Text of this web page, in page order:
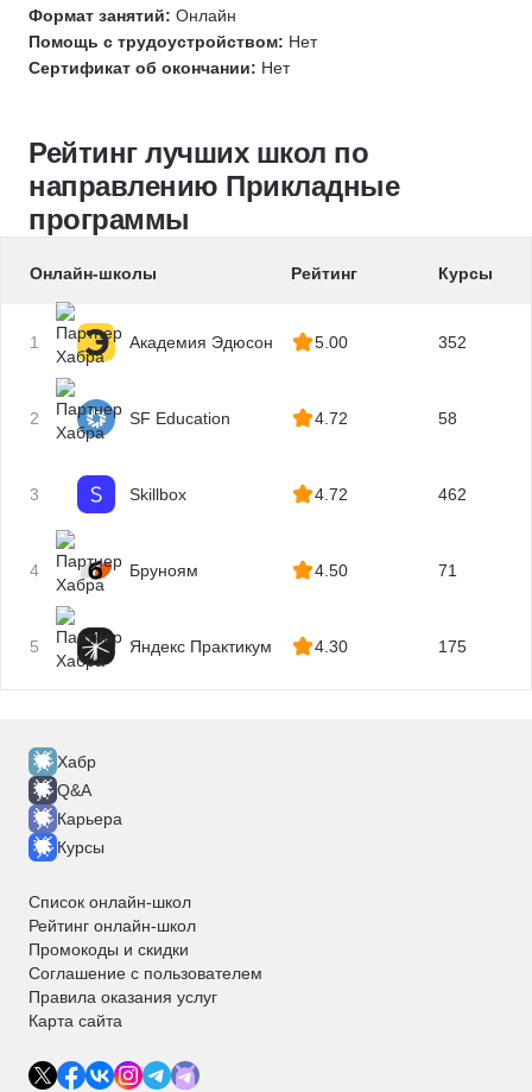
1С: Зарплата и управление персоналом
1С:Документооборот
Формат занятий: Онлайн
Помощь с трудоустройством: Нет
Сертификат об окончании: Нет
Рейтинг лучших школ по
направлению Прикладные
программы
Онлайн-школы Рейтинг Курсы
1 Академия Эдюсон 5.00 352
2 SF Education 4.72 58
3 Skillbox 4.72 462
4 Бруноям 4.50 71
5 Яндекс Практикум 4.30 175
Хабр
Q&A
Карьера
Курсы
Список онлайн-школ
Рейтинг онлайн-школ
Промокоды и скидки
Соглашение с пользователем
Правила оказания услуг
Карта сайта